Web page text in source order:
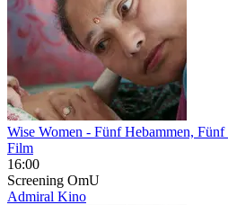
Wise Women - Fünf Hebammen,
Film
16:00
Screening OmU
Admiral Kino